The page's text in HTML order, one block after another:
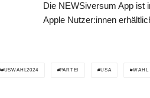
Die NEWSiversum App ist
Apple Nutzer:innen
#USWAHL2024 PARTEI USA WAHL